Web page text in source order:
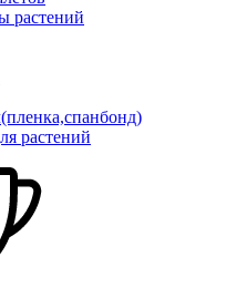
растений
растений